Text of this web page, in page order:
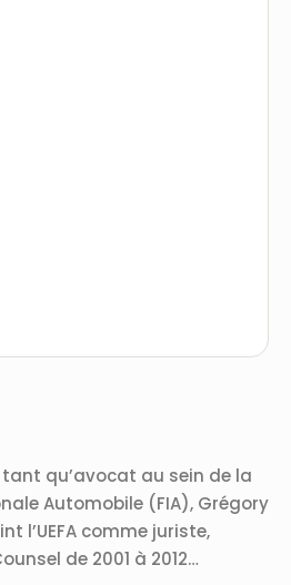
tant qu’avocat au sein de la
Automobile (FIA), Grégory
l’UEFA comme juriste,
de 2001 à 2012…